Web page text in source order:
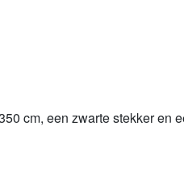
cm, een zwarte stekker